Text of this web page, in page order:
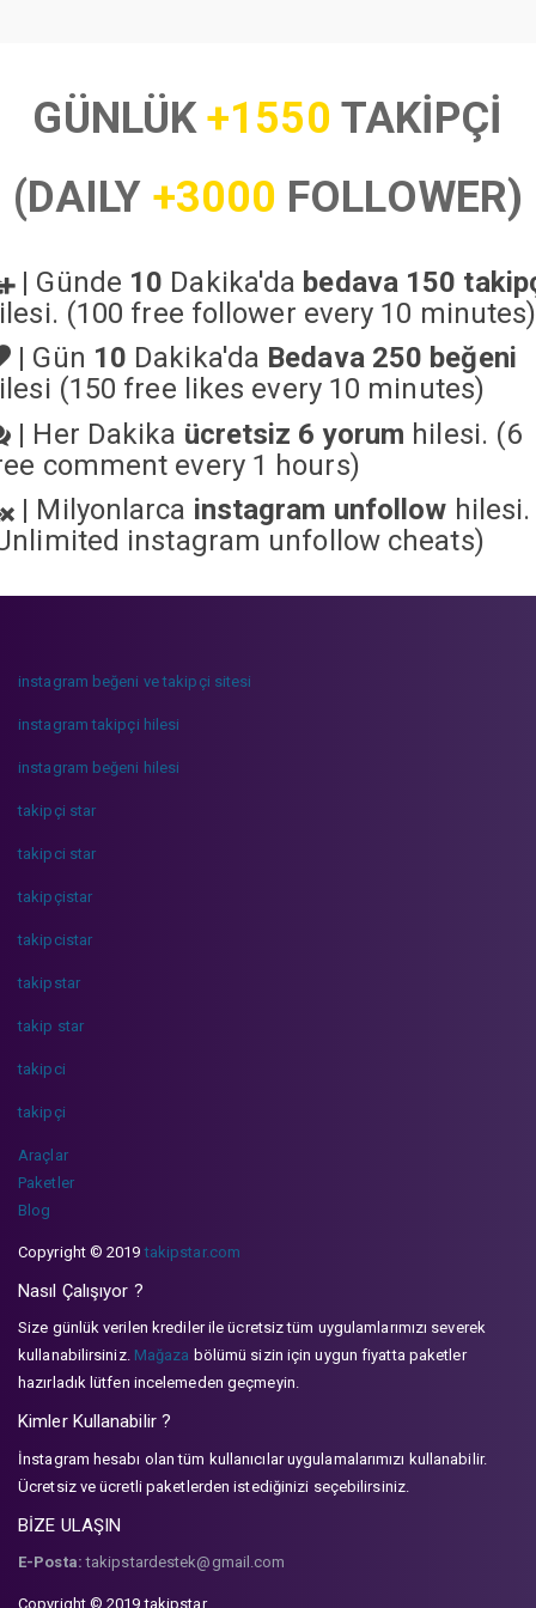
GÜNLÜK+1550 TAKİPÇİ
(DAILY +3000 FOLLOWER)
| Günde 10 Dakika'da bedava 150
(100 free follower every 10 minutes)
| Gün 10 Dakika'da Bedava 250 beğeni
(150 free likes every 10 minutes)
| Her Dakika ücretsiz 6 yorum hilesi. (6
comment every 1 hours)
| Milyonlarca instagram unfollow hilesi.
instagram unfollow cheats)
instagram beğeni ve takipçi sitesi
instagram takipçi hilesi
instagram beğeni hilesi
takipçi star
takipci star
takipçistar
takipcistar
takipstar
takip star
takipci
takipçi
Araçlar
Paketler
Blog
Copyright © 2019takipstar.com
Nasıl Çalışıyor ?
Size günlük verilen krediler ile ücretsiz tüm uygulamlarımızı severek
kullanabilirsiniz. Mağaza bölümü sizin için uygun fiyatta paketler
hazırladık lütfen incelemeden geçmeyin.
Kimler Kullanabilir ?
İnstagram hesabı olan tüm kullanıcılar uygulamalarımızı kullanabilir.
Ücretsiz ve ücretli paketlerden istediğinizi seçebilirsiniz.
BİZE ULAŞIN
E-Posta: takipstardestek@gmail.com
Copyright © 2019 takipstar.